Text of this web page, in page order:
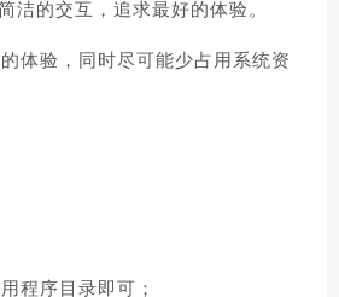
洁的交互，追求最好的体验。
体验，同时尽可能少占用系统资
程序目录即可；